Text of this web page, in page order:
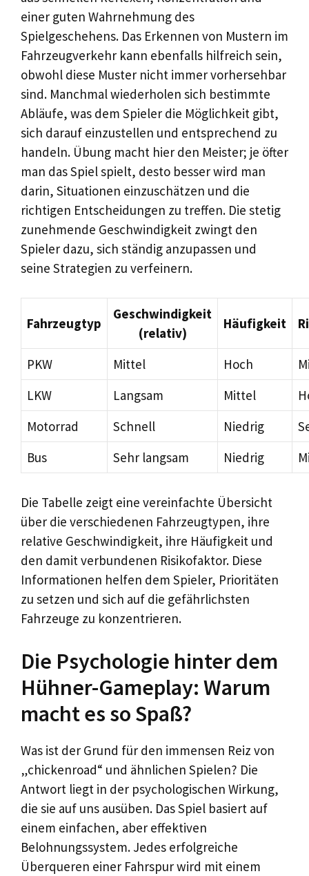
einer guten Wahrnehmung des
Spielgeschehens. Das Erkennen von Mustern im
Fahrzeugverkehr kann ebenfalls hilfreich sein,
obwohl diese Muster nicht immer vorhersehbar
sind. Manchmal wiederholen sich bestimmte
Abläufe, was dem Spieler die Möglichkeit gibt,
sich darauf einzustellen und entsprechend zu
handeln. Übung macht hier den Meister; je öfter
man das Spiel spielt, desto besser wird man
darin, Situationen einzuschätzen und die
richtigen Entscheidungen zu treffen. Die stetig
zunehmende Geschwindigkeit zwingt den
Spieler dazu, sich ständig anzupassen und
seine Strategien zu verfeinern.
Fahrzeugtyp
Geschwindigkeit
(relativ)
Häufigkeit
PKW Mittel Hoch
LKW
Langsam Mittel
Motorrad
Schnell Niedrig
Bus
Sehr langsam Niedrig
Die Tabelle zeigt eine vereinfachte Übersicht
über die verschiedenen Fahrzeugtypen, ihre
relative Geschwindigkeit, ihre Häufigkeit und
den damit verbundenen Risikofaktor. Diese
Informationen helfen dem Spieler, Prioritäten
zu setzen und sich auf die gefährlichsten
Fahrzeuge zu konzentrieren.
Die Psychologie hinter dem
Hühner-Gameplay: Warum
macht es so Spaß?
Was ist der Grund für den immensen Reiz von
„chickenroad“ und ähnlichen Spielen? Die
Antwort liegt in der psychologischen Wirkung,
die sie auf uns ausüben. Das Spiel basiert auf
einem einfachen, aber effektiven
Belohnungssystem. Jedes erfolgreiche
Überqueren einer Fahrspur wird mit einem